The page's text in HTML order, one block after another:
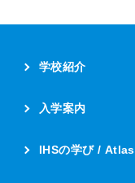
学校紹介
入学案内
IHSの学び /